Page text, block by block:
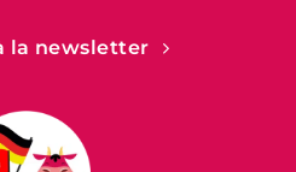
la newsletter